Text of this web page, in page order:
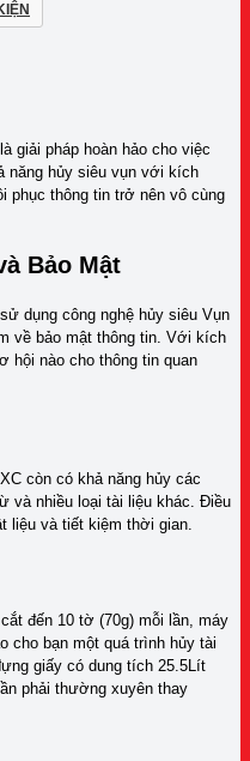
giải pháp hoàn hảo cho việc
năng hủy siêu vụn với kích
phục thông tin trở nên vô cùng
Bảo Mật
dụng công nghệ hủy siêu Vụn
về bảo mật thông tin. Với kích
hội nào cho thông tin quan
còn có khả năng hủy các
và nhiều loại tài liệu khác. Điều
liệu và tiết kiệm thời gian.
đến 10 tờ (70g) mỗi lần, máy
cho bạn một quá trình hủy tài
giấy có dung tích 25.5Lít
phải thường xuyên thay